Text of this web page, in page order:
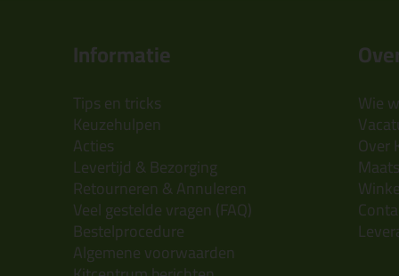
Informatie
Tips en tricks
Keuzehulpen
Acties
Levertijd & Bezorging
Retourneren & Annuleren
Veel gestelde vragen (FAQ)
Bestelprocedure
Algemene voorwaarden
Wie
Over